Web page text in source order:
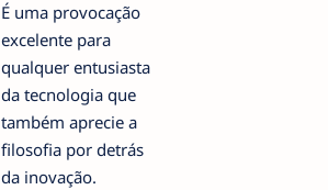
É uma provocação
excelente para
qualquer entusiasta
da tecnologia que
também aprecie a
filosofia por detrás
da inovação.